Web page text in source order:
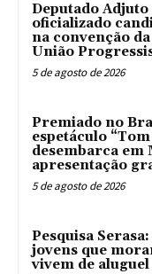
Deputado
oficializado
na convenção
União
5 de agosto de 2026
Premiado no
espetáculo
desembarca em
apresentação
5 de agosto de 2026
Pesquisa
jovens que
vivem de aluguel